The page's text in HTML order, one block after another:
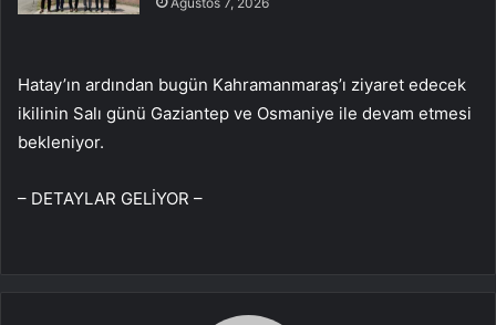
Hatay’ın ardından bugün Kahramanmaraş’ı ziyaret edecek
ikilinin Salı günü Gaziantep ve Osmaniye ile devam etmesi
bekleniyor.
– DETAYLAR GELİYOR –